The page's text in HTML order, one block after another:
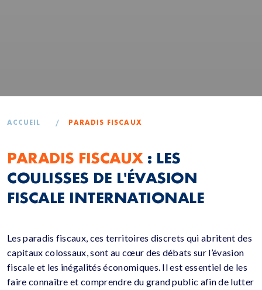
ACCUEIL / PARADIS FISCAUX
PARADIS FISCAUX : LES
COULISSES DE L'ÉVASION
FISCALE INTERNATIONALE
Les paradis fiscaux, ces territoires discrets qui abritent des
capitaux colossaux, sont au cœur des débats sur l’évasion
fiscale et les inégalités économiques. Il est essentiel de les
faire connaître et comprendre du grand public afin de lutter